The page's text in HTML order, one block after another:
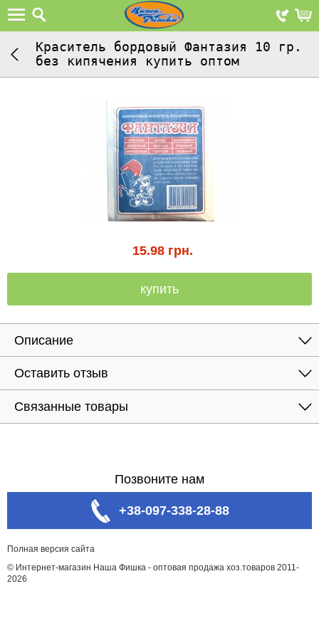
Краситель бордовый Фантазия 10 гр.
без кипячения купить оптом
15.98 грн.
купить
Описание
Оставить отзыв
Связанные товары
Позвоните нам
+38-097-338-28-88
Полная версия сайта
© Интернет-магазин Наша Фишка - оптовая продажа хоз.товаров 2011-
2026